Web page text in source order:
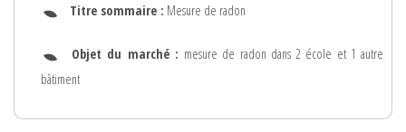
Titre sommaire : Mesure de radon
Objet du marché : mesure de radon dans 2 école et 1 autre
bâtiment